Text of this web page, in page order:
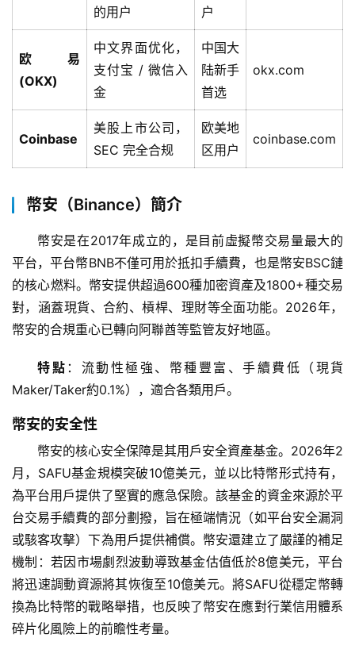
的用户
户
欧易
(OKX)
中文界面优化，
支付宝 / 微信入
金
中国大
陆新手
首选
okx.com
Coinbase
美股上市公司，
SEC 完全合规
欧美地
区用户
coinbase.com
幣安（Binance）簡介
幣安是在2017年成立的，是目前虛擬幣交易量最大的
平台，平台幣BNB不僅可用於抵扣手續費，也是幣安BSC鏈
的核心燃料。幣安提供超過600種加密資產及1800+種交易
對，涵蓋現貨、合約、槓桿、理財等全面功能。2026年，
幣安的合規重心已轉向阿聯酋等監管友好地區。
特點 ：流動性極強、幣種豐富、手續費低（現貨
Maker/Taker約0.1%），適合各類用戶。
幣安的安全性
幣安的核心安全保障是其用戶安全資產基金。2026年2
月，SAFU基金規模突破10億美元，並以比特幣形式持有，
為平台用戶提供了堅實的應急保險。該基金的資金來源於平
台交易手續費的部分劃撥，旨在極端情況（如平台安全漏洞
或駭客攻擊）下為用戶提供補償。幣安還建立了嚴謹的補足
機制：若因市場劇烈波動導致基金估值低於8億美元，平台
將迅速調動資源將其恢復至10億美元。將SAFU從穩定幣轉
換為比特幣的戰略舉措，也反映了幣安在應對行業信用體系
碎片化風險上的前瞻性考量。